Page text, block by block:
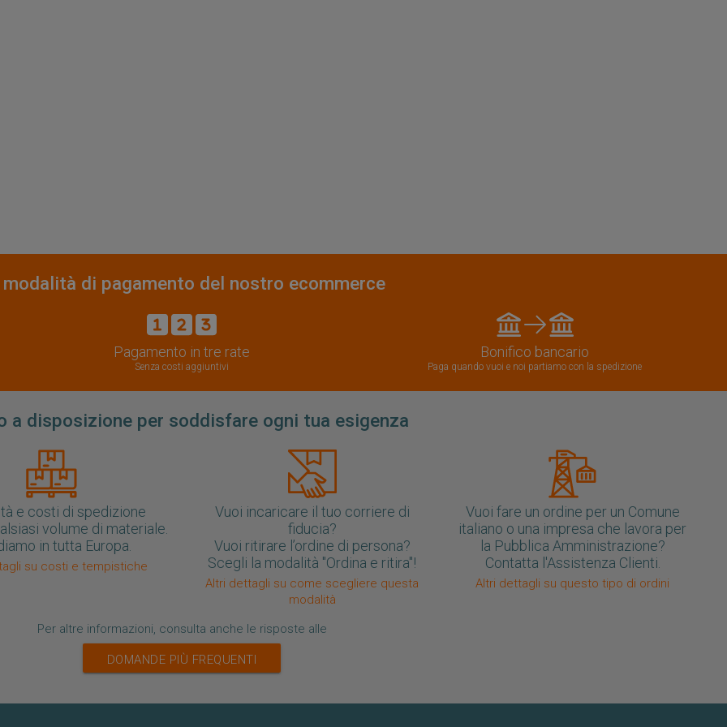
modalità di pagamento del nostro ecommerce
Pagamento in tre rate
Senza costi aggiuntivi
Bonifico bancario
Paga quando vuoi e noi partiamo con la spedizione
a disposizione per soddisfare ogni tua esigenza
e costi di spedizione
volume di materiale.
in tutta Europa.
su costi e tempistiche
Vuoi incaricare il tuo corriere di
fiducia?
Vuoi ritirare l’ordine di persona?
Scegli la modalità "Ordina e ritira"!
Altri dettagli su come scegliere questa
modalità
Vuoi fare un ordine per un Comune
italiano o una impresa che lavora per
la Pubblica Amministrazione?
Contatta l'Assistenza Clienti.
Altri dettagli su questo tipo di ordini
Per altre informazioni, consulta anche le risposte alle
DOMANDE PIÙ FREQUENTI